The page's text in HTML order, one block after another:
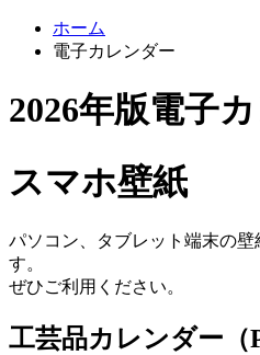
ホーム
電子カレンダー
2026年版電子
スマホ壁紙
パソコン、タブレット端末の壁
す。
ぜひご利用ください。
工芸品カレンダー（